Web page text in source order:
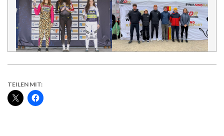
TEILEN MIT: